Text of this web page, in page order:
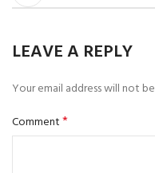
LEAVE A REPLY
Your email address will not
Comment*